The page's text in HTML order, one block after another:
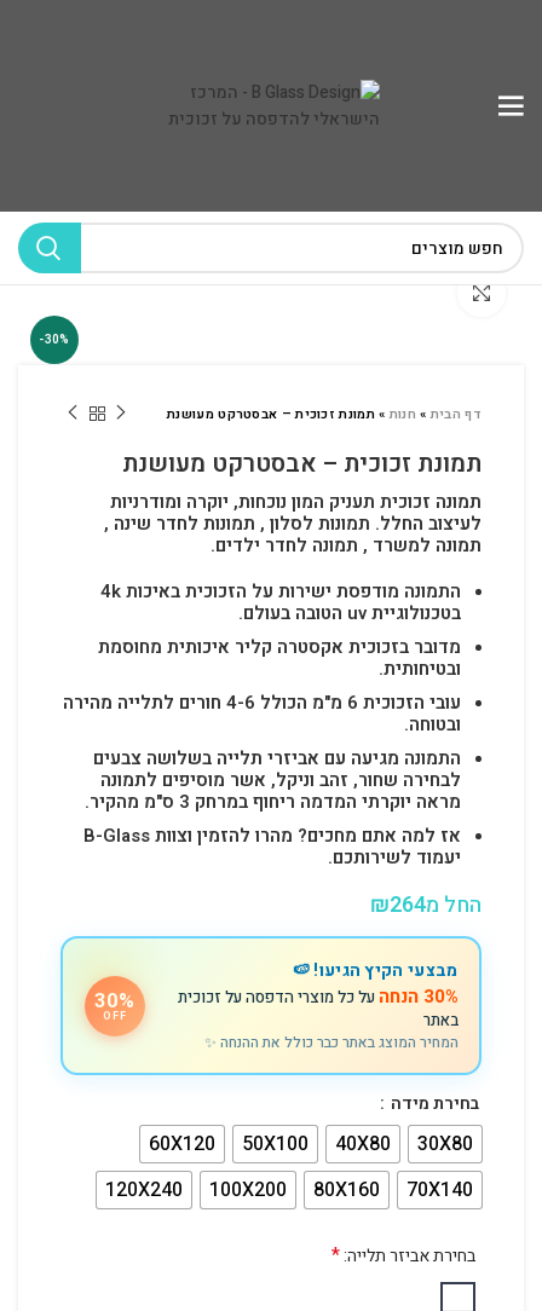
-30%
לחץ להגדלה
דף הבית» חנות»תמונת זכוכית – אבסטרקט מעושנת
תמונת זכוכית – אבסטרקט מעושנת
תמונה זכוכית תעניק המון נוכחות, יוקרה ומודרניות
לעיצוב החלל. תמונות לסלון , תמונות לחדר שינה ,
תמונה למשרד , תמונה לחדר ילדים.
התמונה מודפסת ישירות על הזכוכית באיכות 4k
בטכנולוגיית uv הטובה בעולם.
מדובר בזכוכית אקסטרה קליר איכותית מחוסמת
ובטיחותית.
עובי הזכוכית 6 מ"מ הכולל 4-6 חורים לתלייה מהירה
ובטוחה.
התמונה מגיעה עם אביזרי תלייה בשלושה צבעים
לבחירה שחור, זהב וניקל, אשר מוסיפים לתמונה
מראה יוקרתי המדמה ריחוף במרחק 3 ס"מ מהקיר.
אז למה אתם מחכים? מהרו להזמין וצוות B-Glass
יעמוד לשירותכם.
החל מ ₪264
מבצעי הקיץ הגיעו! 🍉
30% הנחה
על כל מוצרי הדפסה על זכוכית
באתר
המחיר המוצג באתר כבר כולל את ההנחה ✨
30%
OFF
בחירת מידה
30X80
40X80
50X100
60X120
70X140
80X160
100X200
120X240
בחירת אביזר תלייה:*